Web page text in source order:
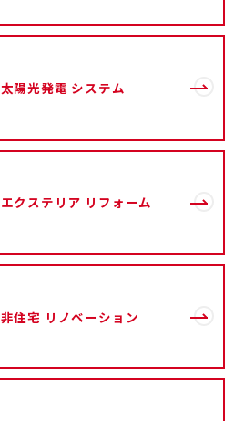
太陽光発電 システム
エクステリア リフォーム
非住宅 リノベーション